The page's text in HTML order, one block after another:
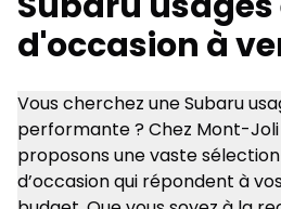
d'occasion à
Vous cherchez une Subaru
performante ? Chez Mont-Joli
proposons une vaste
d’occasion qui répondent à